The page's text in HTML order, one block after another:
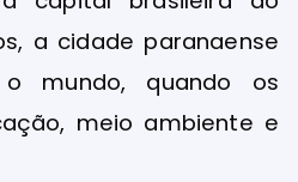
a cidade paranaense
mundo, quando os
meio ambiente e